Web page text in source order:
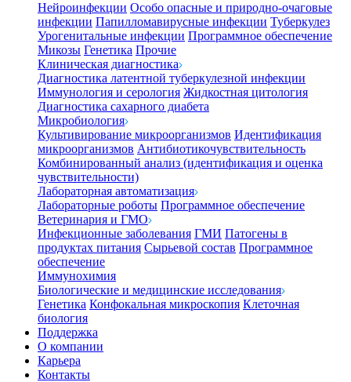
Нейроинфекции Особо опасные и природно-очаговые
инфекции Папилломавирусные инфекции Туберкулез
Урогенитальные инфекции Программное обеспечение
Микозы Генетика Прочие
Клиническая диагностика
Диагностика латентной туберкулезной инфекции
Иммунология и серология Жидкостная цитология
Диагностика сахарного диабета
Микробиология
Культивирование микроорганизмов Идентификация
микроорганизмов Антибиотикочувствительность
Комбинированный анализ (идентификация и оценка
чувствительности)
Лабораторная автоматизация
Лабораторные роботы Программное обеспечение
Ветеринария и ГМО
Инфекционные заболевания ГМИ Патогены в
продуктах питания Сырьевой состав Программное
обеспечение
Иммунохимия
Биологические и медицинские исследования
Генетика Конфокальная микроскопия Клеточная
биология
Поддержка
О компании
Карьера
Контакты